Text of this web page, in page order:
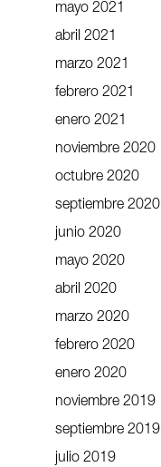
mayo 2021
abril 2021
marzo 2021
febrero 2021
enero 2021
noviembre 2020
octubre 2020
septiembre 2020
junio 2020
mayo 2020
abril 2020
marzo 2020
febrero 2020
enero 2020
noviembre 2019
septiembre 2019
julio 2019